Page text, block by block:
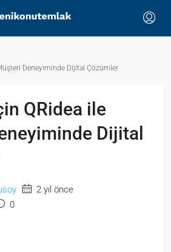
Deneyiminde Dijital Çözümler
QRidea ile
Dijital
2 yıl önce
0